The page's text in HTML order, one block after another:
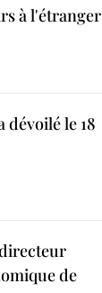
à l'étranger
dévoilé le 18
de